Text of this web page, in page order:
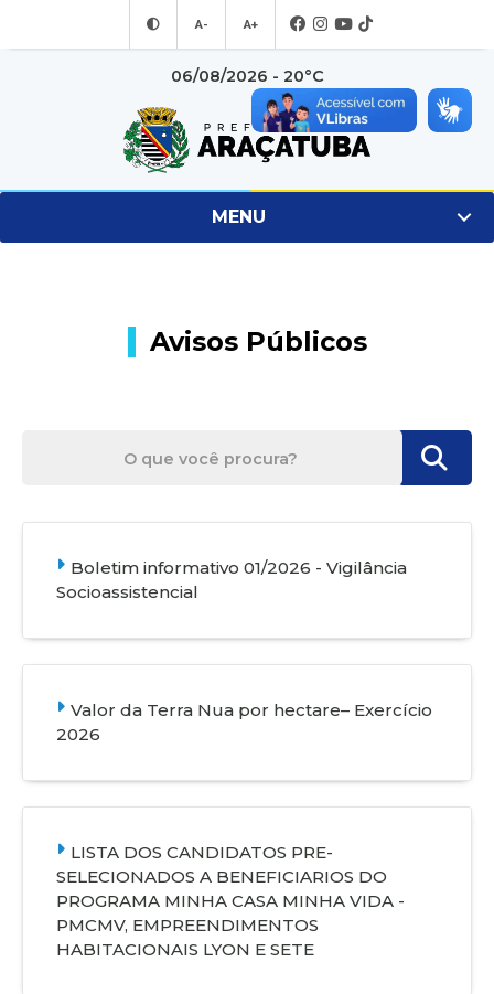
A- A+
06/08/2026 - 20°C
MENU
Avisos Públicos
Boletim informativo 01/2026 - Vigilância
Socioassistencial
Valor da Terra Nua por hectare– Exercício
2026
LISTA DOS CANDIDATOS PRE-
SELECIONADOS A BENEFICIARIOS DO
PROGRAMA MINHA CASA MINHA VIDA -
PMCMV, EMPREENDIMENTOS
HABITACIONAIS LYON E SETE